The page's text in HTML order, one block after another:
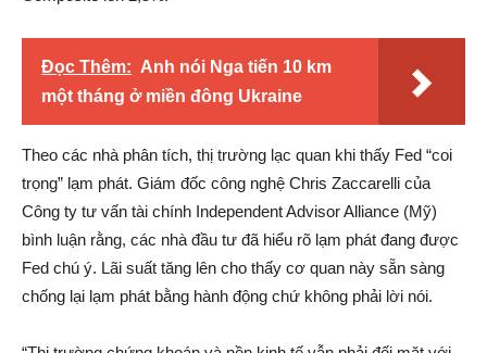
Đọc Thêm: Anh nói Nga tiến 10 km
một tháng ở miền đông Ukraine
Theo các nhà phân tích, thị trường lạc quan khi thấy Fed “coi
trọng” lạm phát. Giám đốc công nghệ Chris Zaccarelli của
Công ty tư vấn tài chính Independent Advisor Alliance (Mỹ)
bình luận rằng, các nhà đầu tư đã hiểu rõ lạm phát đang được
Fed chú ý. Lãi suất tăng lên cho thấy cơ quan này sẵn sàng
chống lại lạm phát bằng hành động chứ không phải lời nói.